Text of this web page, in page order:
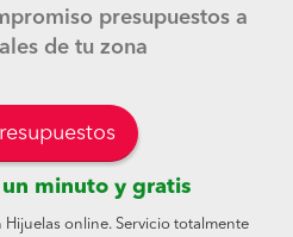
presupuestos a
de tu zona
un minuto y gratis
online. Servicio totalmente